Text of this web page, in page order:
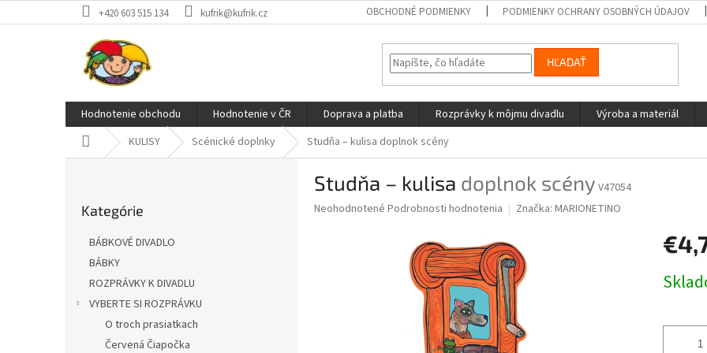
na
+420 603 515 134 kufrik@kufrik.cz OBCHODNÉ PODMIENKY PODMIENKY OCHRANY OSOBNÝCH ÚDAJOV
HĽADAŤ
Hodnotenie obchodu Hodnotenie v ČR Doprava a platba Rozprávky k môjmu divadlu Výroba a materiál
DomovKULISY Scénické doplnky Studňa – kulisa doplnok scény
kategórie
Kategórie
BÁBKOVÉ DIVADLO
BÁBKY
ROZPRÁVKY K DIVADLU
VYBERTE SI ROZPRÁVKU
O troch prasiatkach
Červená Čiapočka
Studňa – kulisa doplnok scény V47054
Priemerné
Neohodnotené Podrobnosti hodnotenia Značka: MARIONETINO
cena: